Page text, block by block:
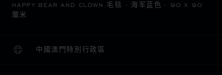
HAPPY BEAR AND CLOWN 毛毯 - 海军蓝色 - 90 X 90
厘米
中國澳門特別行政區
本地化（更改国家/地区）
更改国家/地区